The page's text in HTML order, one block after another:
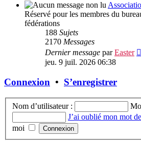
Réservé pour les membres du
fédérations
188 Sujets
2170 Messages
Dernier message parEaster
jeu. 9 juil. 2026 06:38
Connexion • S’enregistrer
Nom d’utilisateur :
J’ai oublié mon mot
moi